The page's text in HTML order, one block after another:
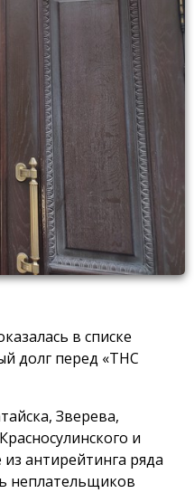
в списке
долг перед «ТНС
Зверева,
и
антирейтинга ряда
неплательщиков